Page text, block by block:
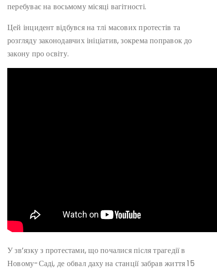
перебуває на восьмому місяці вагітності.
Цей інцидент відбувся на тлі масових протестів та
розгляду законодавчих ініціатив, зокрема поправок до
закону про освіту.
У зв’язку з протестами, що почалися після трагедії в
Новому-Саді, де обвал даху на станції забрав життя 15